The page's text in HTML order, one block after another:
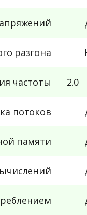
разгона
частоты 2.0
потоков
памяти